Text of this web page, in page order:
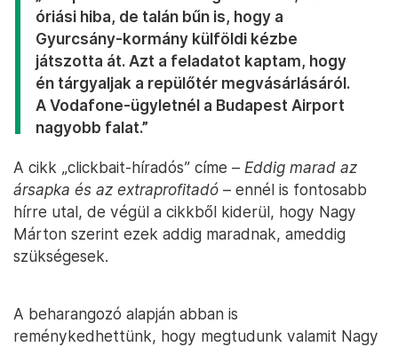
óriási hiba, de talán bűn is, hogy a
Gyurcsány-kormány külföldi kézbe
játszotta át. Azt a feladatot kaptam, hogy
én tárgyaljak a repülőtér megvásárlásáról.
A Vodafone-ügyletnél a Budapest Airport
nagyobb falat.”
A cikk „clickbait-híradós” címe – Eddig marad az
ársapka és az extraprofitadó – ennél is fontosabb
hírre utal, de végül a cikkből kiderül, hogy Nagy
Márton szerint ezek addig maradnak, ameddig
szükségesek.
A beharangozó alapján abban is
reménykedhettünk, hogy megtudunk valamit Nagy